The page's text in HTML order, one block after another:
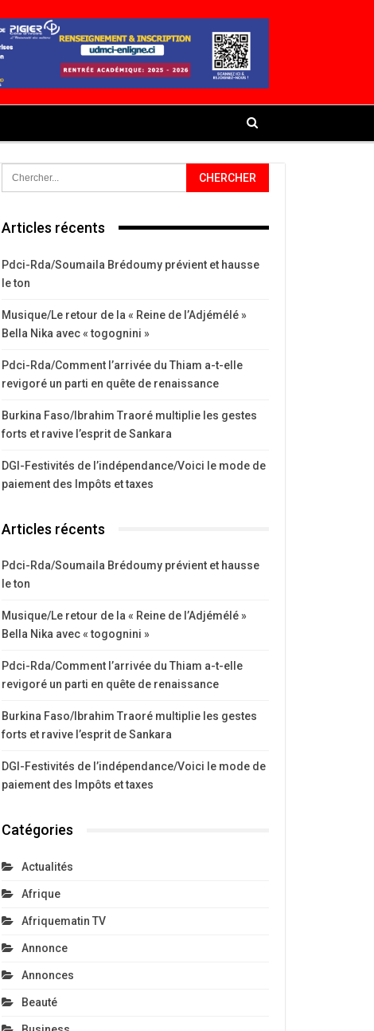
Articles récents
Pdci-Rda/Soumaila Brédoumy prévient et hausse
le ton
Musique/Le retour de la « Reine de l’Adjémélé »
Bella Nika avec « togognini »
Pdci-Rda/Comment l’arrivée du Thiam a-t-elle
revigoré un parti en quête de renaissance
Burkina Faso/Ibrahim Traoré multiplie les gestes
forts et ravive l’esprit de Sankara
DGI-Festivités de l’indépendance/Voici le mode de
paiement des Impôts et taxes
Articles récents
Pdci-Rda/Soumaila Brédoumy prévient et hausse
le ton
Musique/Le retour de la « Reine de l’Adjémélé »
Bella Nika avec « togognini »
Pdci-Rda/Comment l’arrivée du Thiam a-t-elle
revigoré un parti en quête de renaissance
Burkina Faso/Ibrahim Traoré multiplie les gestes
forts et ravive l’esprit de Sankara
DGI-Festivités de l’indépendance/Voici le mode de
paiement des Impôts et taxes
Catégories
Actualités
Afrique
Afriquematin TV
Annonce
Annonces
Beauté